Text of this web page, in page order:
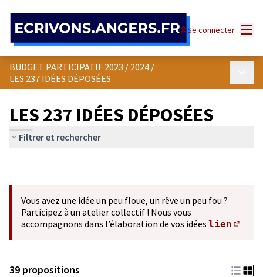
Se connecter
BUDGET PARTICIPATIF 2023 / 2024 /
LES 237 IDÉES DÉPOSÉES
LES 237 IDÉES DÉPOSÉES
Filtrer et rechercher
Vous avez une idée un peu floue, un rêve un peu fou ?
Participez à un atelier collectif ! Nous vous
accompagnons dans l’élaboration de vos idées lien
39 propositions